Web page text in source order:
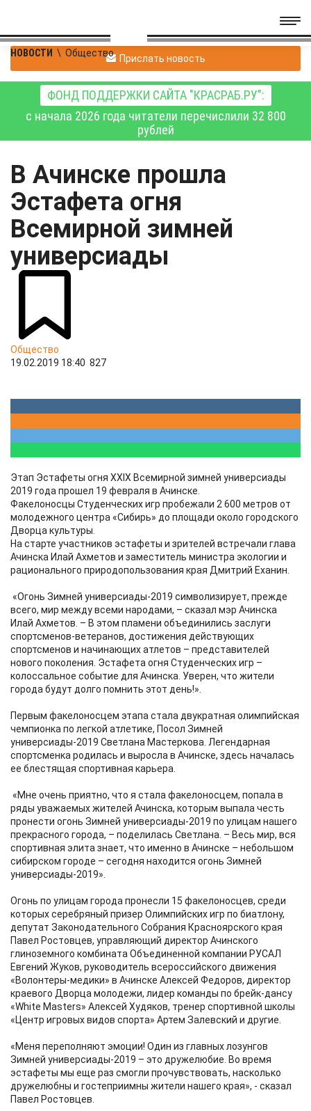
НОВОСТИ \ Общество Прислать новость
ФОНД ПОДДЕРЖКИ САЙТА "КРАСРАБ.РУ":
с начала 2026 года читатели перечислили 32 800
рублей
В Ачинске прошла
Эстафета огня
Всемирной зимней
универсиады
Общество
19.02.2019 18:40 827
Этап Эстафеты огня XXIX Всемирной зимней универсиады
2019 года прошел 19 февраля в Ачинске.
Факелоносцы Студенческих игр пробежали 2 600 метров от
молодежного центра «Сибирь» до площади около городского
Дворца культуры.
На старте участников эстафеты и зрителей встречали глава
Ачинска Илай Ахметов и заместитель министра экологии и
рационального природопользования края Дмитрий Еханин.
«Огонь Зимней универсиады-2019 символизирует, прежде
всего, мир между всеми народами, – сказал мэр Ачинска
Илай Ахметов. – В этом пламени объединились заслуги
спортсменов-ветеранов, достижения действующих
спортсменов и начинающих атлетов – представителей
нового поколения. Эстафета огня Студенческих игр –
колоссальное событие для Ачинска. Уверен, что жители
города будут долго помнить этот день!».
Первым факелоносцем этапа стала двукратная олимпийская
чемпионка по легкой атлетике, Посол Зимней
универсиады-2019 Светлана Мастеркова. Легендарная
спортсменка родилась и выросла в Ачинске, здесь началась
ее блестящая спортивная карьера.
«Мне очень приятно, что я стала факелоносцем, попала в
ряды уважаемых жителей Ачинска, которым выпала честь
пронести огонь Зимней универсиады-2019 по улицам нашего
прекрасного города, – поделилась Светлана. – Весь мир, вся
спортивная элита знает, что именно в Ачинске – небольшом
сибирском городе – сегодня находится огонь Зимней
универсиады-2019».
Огонь по улицам города пронесли 15 факелоносцев, среди
которых серебряный призер Олимпийских игр по биатлону,
депутат Законодательного Собрания Красноярского края
Павел Ростовцев, управляющий директор Ачинского
глиноземного комбината Объединенной компании РУСАЛ
Евгений Жуков, руководитель всероссийского движения
«Волонтеры-медики» в Ачинске Алексей Федоров, директор
краевого Дворца молодежи, лидер команды по брейк-дансу
«White Masters» Алексей Худяков, тренер спортивной школы
«Центр игровых видов спорта» Артем Залевский и другие.
«Меня переполняют эмоции! Один из главных лозунгов
Зимней универсиады-2019 – это дружелюбие. Во время
эстафеты мы еще раз смогли прочувствовать, насколько
дружелюбны и гостеприимны жители нашего края», - сказал
Павел Ростовцев.